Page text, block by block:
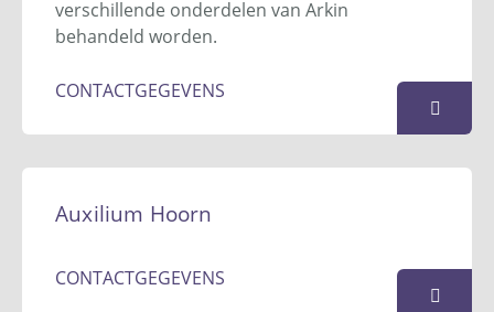
KAART
verschillende onderdelen van Arkin
behandeld worden.
CONTACTGEGEVENS
Klaprozenweg 111
020 - 590 5000
Auxilium Hoorn
CONTACTGEGEVENS